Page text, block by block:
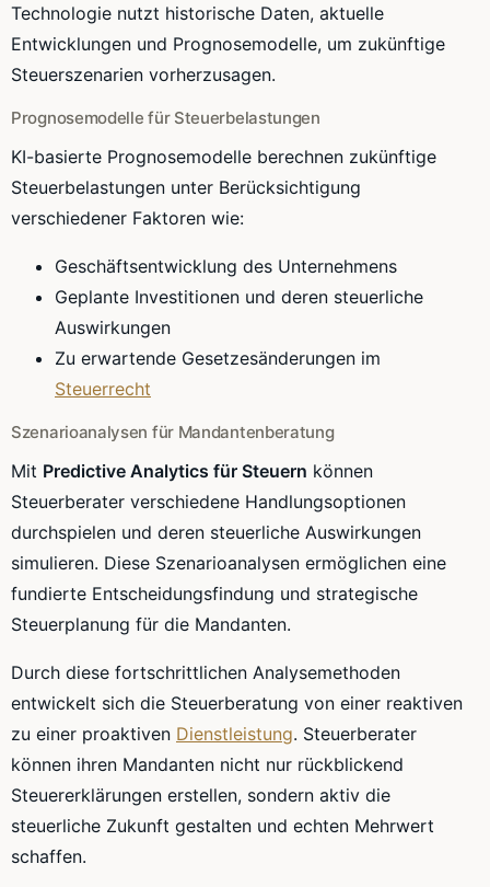
Technologie nutzt historische Daten, aktuelle
Entwicklungen und Prognosemodelle, um zukünftige
Steuerszenarien vorherzusagen.
Prognosemodelle für Steuerbelastungen
KI-basierte Prognosemodelle berechnen zukünftige
Steuerbelastungen unter Berücksichtigung
verschiedener Faktoren wie:
Geschäftsentwicklung des Unternehmens
Geplante Investitionen und deren steuerliche
Auswirkungen
Zu erwartende Gesetzesänderungen im
Steuerrecht
Szenarioanalysen für Mandantenberatung
Mit Predictive Analytics für Steuern können
Steuerberater verschiedene Handlungsoptionen
durchspielen und deren steuerliche Auswirkungen
simulieren. Diese Szenarioanalysen ermöglichen eine
fundierte Entscheidungsfindung und strategische
Steuerplanung für die Mandanten.
Durch diese fortschrittlichen Analysemethoden
entwickelt sich die Steuerberatung von einer reaktiven
zu einer proaktiven Dienstleistung. Steuerberater
können ihren Mandanten nicht nur rückblickend
Steuererklärungen erstellen, sondern aktiv die
steuerliche Zukunft gestalten und echten Mehrwert
schaffen.